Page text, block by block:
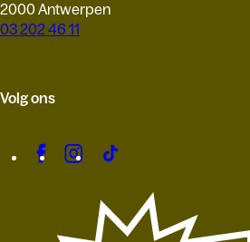
2000 Antwerpen
03 202 46 11
Volg ons